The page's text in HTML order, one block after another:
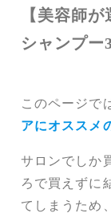
【美容師
シャンプー
このページで
アにオススメ
サロンでしか
ろで買えずに
てしまうため